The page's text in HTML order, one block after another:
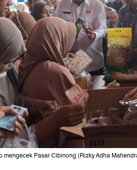
mengecek Pasar Cibinong (Rizky Adha